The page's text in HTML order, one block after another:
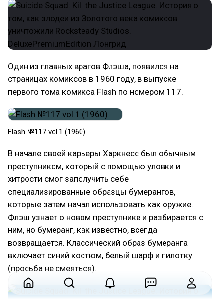
Один из главных врагов Флэша, появился на
страницах комиксов в 1960 году, в выпуске
первого тома комикса Flash по номером 117.
Flash №117 vol.1 (1960)
В начале своей карьеры Харкнесс был обычным
преступником, который с помощью уловки и
хитрости смог заполучить себе
специализированные образцы бумерангов,
которые затем начал использовать как оружие.
Флэш узнает о новом преступнике и разбирается с
ним, но бумеранг, как известно, всегда
возвращается. Классический образ бумеранга
включает синий костюм, белый шарф и пилотку
(просьба не смеяться).